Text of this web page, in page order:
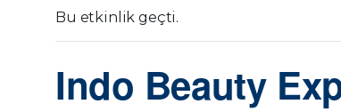
Bu etkinlik geçti.
Indo Beauty